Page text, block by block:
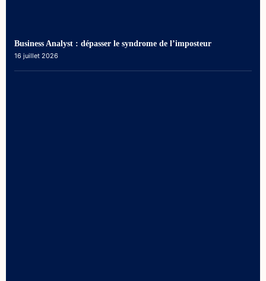
Business Analyst : dépasser le syndrome de l’imposteur
16 juillet 2026